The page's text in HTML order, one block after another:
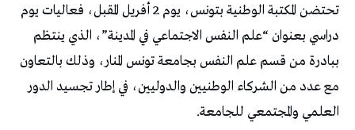
تحتضن المكتبة الوطنية بتونس، يوم 2 أفريل المقبل، فعاليات يوم
دراسي بعنوان “علم النفس الاجتماعي في المدينة”، الذي ينتظم
ببادرة من قسم علم النفس بجامعة تونس المنار، وذلك بالتعاون
مع عدد من الشركاء الوطنيين والدوليين، في إطار تجسيد الدور
العلمي والمجتمعي للجامعة.